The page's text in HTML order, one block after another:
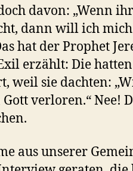
davon: „Wenn
dann will ich
hat der Prophet
erzählt: Die
weil sie dachten:
verloren.“ Nee!
aus unserer